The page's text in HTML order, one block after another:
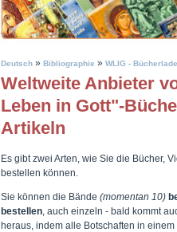
Deutsch » Bibliographie » WLIG -
Weltweite Anbieter
Leben in Gott"-
Artikeln
Es gibt zwei Arten, wie Sie die Bücher,
bestellen können.
Sie können die Bände (momentan 10)
bestellen , auch einzeln - bald kommt
heraus, indem alle Botschaften in